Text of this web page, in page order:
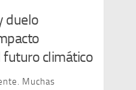
duelo
futuro climático
Muchas